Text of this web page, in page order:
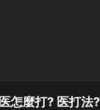
医怎麼打? 医打法?